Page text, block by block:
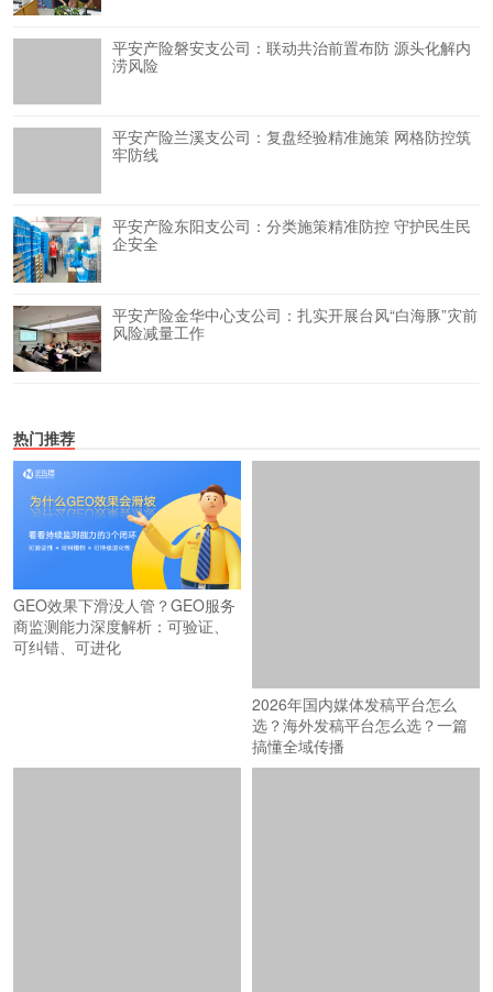
平安产险磐安支公司：联动共治前置布防 源头化解内
涝风险
平安产险兰溪支公司：复盘经验精准施策 网格防控筑
牢防线
平安产险东阳支公司：分类施策精准防控 守护民生民
企安全
平安产险金华中心支公司：扎实开展台风“白海豚”灾前
风险减量工作
热门推荐
GEO效果下滑没人管？GEO服务
商监测能力深度解析：可验证、
可纠错、可进化